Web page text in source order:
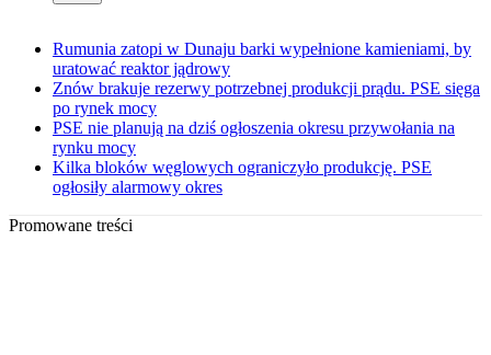
Rumunia zatopi w Dunaju barki wypełnione kamieniami, by
uratować reaktor jądrowy
Znów brakuje rezerwy potrzebnej produkcji prądu. PSE sięga
po rynek mocy
PSE nie planują na dziś ogłoszenia okresu przywołania na
rynku mocy
Kilka bloków węglowych ograniczyło produkcję. PSE
ogłosiły alarmowy okres
Promowane treści